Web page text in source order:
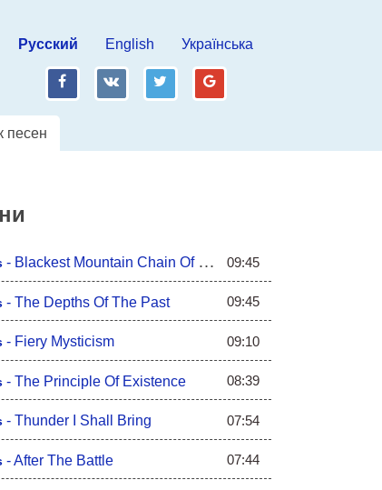
Русский English Українська
fb vk tw gp
песен
- Blackest Mountain Chain Of Cursed Time 09:45
- The Depths Of The Past 09:45
- Fiery Mysticism 09:10
- The Principle Of Existence 08:39
- Thunder I Shall Bring 07:54
-After The Battle 07:44